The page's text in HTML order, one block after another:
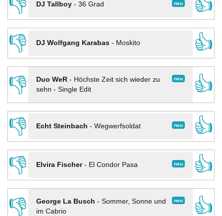
👎
neu
DJ Tallboy- 36 Grad
👍
👎
DJ Wolfgang Karabas- Moskito
👍
👎
neu
Duo WeR- Höchste Zeit sich wieder zu
sehn - Single Edit
👍
👎
neu
Echt Steinbach - Wegwerfsoldat
👍
👎
neu
Elvira Fischer- El Condor Pasa
👍
👎
neu
George La Busch - Sommer, Sonne und
im Cabrio
👍